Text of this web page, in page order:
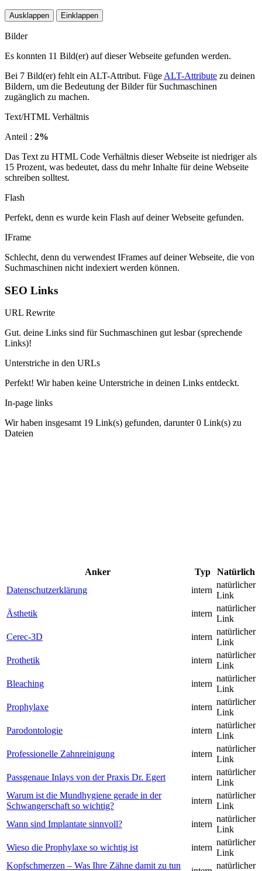
Ausklappen Einklappen
Bilder
Es konnten 11 Bild(er) auf dieser Webseite gefunden werden.
Bei 7 Bild(er) fehlt ein ALT-Attribut. Füge ALT-Attribute zu deinen
Bildern, um die Bedeutung der Bilder für Suchmaschinen
zugänglich zu machen.
Text/HTML Verhältnis
Anteil : 2%
Das Text zu HTML Code Verhältnis dieser Webseite ist niedriger als
15 Prozent, was bedeutet, dass du mehr Inhalte für deine Webseite
schreiben solltest.
Flash
Perfekt, denn es wurde kein Flash auf deiner Webseite gefunden.
IFrame
Schlecht, denn du verwendest IFrames auf deiner Webseite, die von
Suchmaschinen nicht indexiert werden können.
SEO Links
URL Rewrite
Gut. deine Links sind für Suchmaschinen gut lesbar (sprechende
Links)!
Unterstriche in den URLs
Perfekt! Wir haben keine Unterstriche in deinen Links entdeckt.
In-page links
Wir haben insgesamt 19 Link(s) gefunden, darunter 0 Link(s) zu
Dateien
Anker Typ
Natürlich
Datenschutzerklärung
intern
natürlicher
Link
Ästhetik
intern
natürlicher
Link
Cerec-3D
intern
natürlicher
Link
Prothetik
intern
natürlicher
Link
Bleaching
intern
natürlicher
Link
Prophylaxe
intern
natürlicher
Link
Parodontologie
intern
natürlicher
Link
Professionelle Zahnreinigung
intern
natürlicher
Link
Passgenaue Inlays von der Praxis Dr. Egert
intern
natürlicher
Link
Warum ist die Mundhygiene gerade in der
Schwangerschaft so wichtig?
intern
natürlicher
Link
Wann sind Implantate sinnvoll?
intern
natürlicher
Link
Wieso die Prophylaxe so wichtig ist
intern
natürlicher
Link
Kopfschmerzen – Was Ihre Zähne damit zu tun
natürlicher